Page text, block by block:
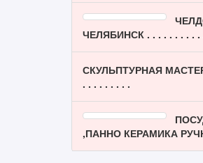
ЧЕЛЯБИНСК . . . . . . . . . .
СКУЛЬПТУРНАЯ
. . . . . . . . .
,ПАННО КЕРАМИКА